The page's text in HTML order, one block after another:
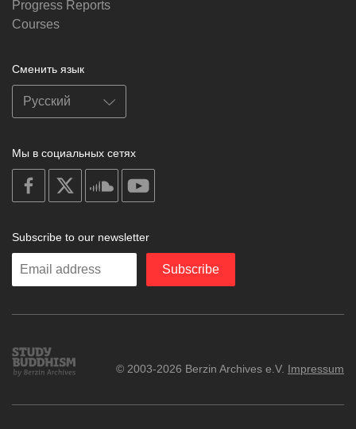
Progress Reports
Courses
Сменить язык
Мы в социальных сетях
on
facebook
soundcloud
Subscribe to our newsletter
Enter
Subscribe
Study
Buddhism
© 2003-2026 Berzin Archives e.V. Impressum